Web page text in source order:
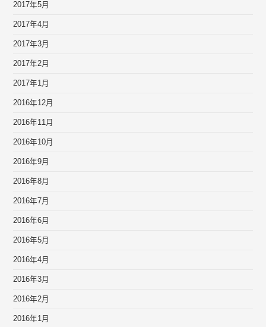
2017年5月
2017年4月
2017年3月
2017年2月
2017年1月
2016年12月
2016年11月
2016年10月
2016年9月
2016年8月
2016年7月
2016年6月
2016年5月
2016年4月
2016年3月
2016年2月
2016年1月